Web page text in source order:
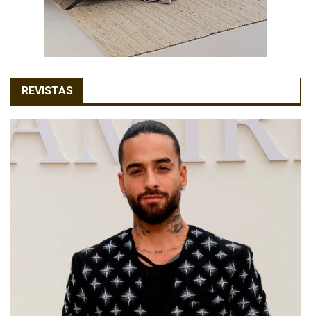
REVISTAS